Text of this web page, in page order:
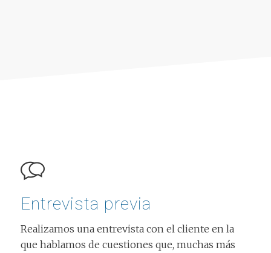
Entrevista previa
Realizamos una entrevista con el cliente en la
que hablamos de cuestiones que, muchas más